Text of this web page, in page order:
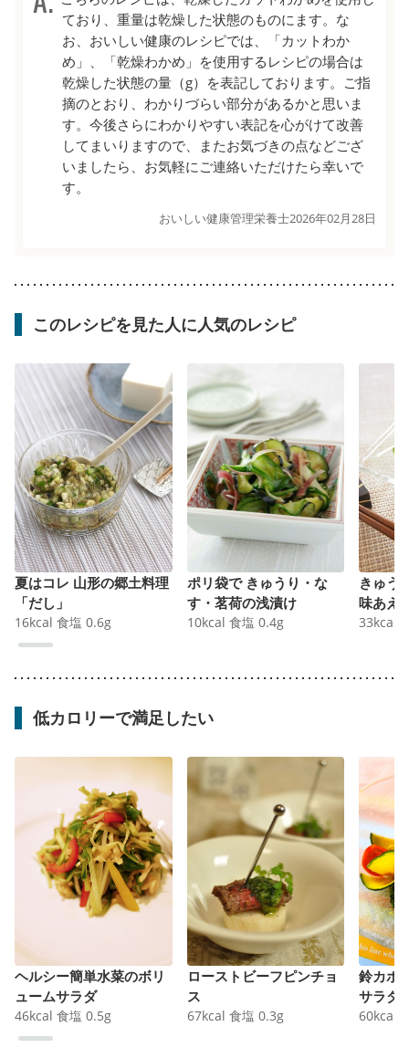
ており、重量は乾燥した状態のものにます。な
お、おいしい健康のレシピでは、「カットわか
め」、「乾燥わかめ」を使用するレシピの場合は
乾燥した状態の量（g）を表記しております。ご指
摘のとおり、わかりづらい部分があるかと思いま
す。今後さらにわかりやすい表記を心がけて改善
してまいりますので、またお気づきの点などござ
いましたら、お気軽にご連絡いただけたら幸いで
す。
おいしい健康管理栄養士2026年02月28日
このレシピを見た人に人気のレシピ
夏はコレ 山形の郷土料理
「だし」
16kcal 食塩 0.6g
ポリ袋で きゅうり・な
す・茗荷の浅漬け
10kcal 食塩 0.4g
きゅう
味あえ
33kcal
低カロリーで満足したい
ヘルシー簡単水菜のボリ
ュームサラダ
46kcal 食塩 0.5g
ローストビーフピンチョ
ス
67kcal 食塩 0.3g
鈴カボ
サラダ
60kcal